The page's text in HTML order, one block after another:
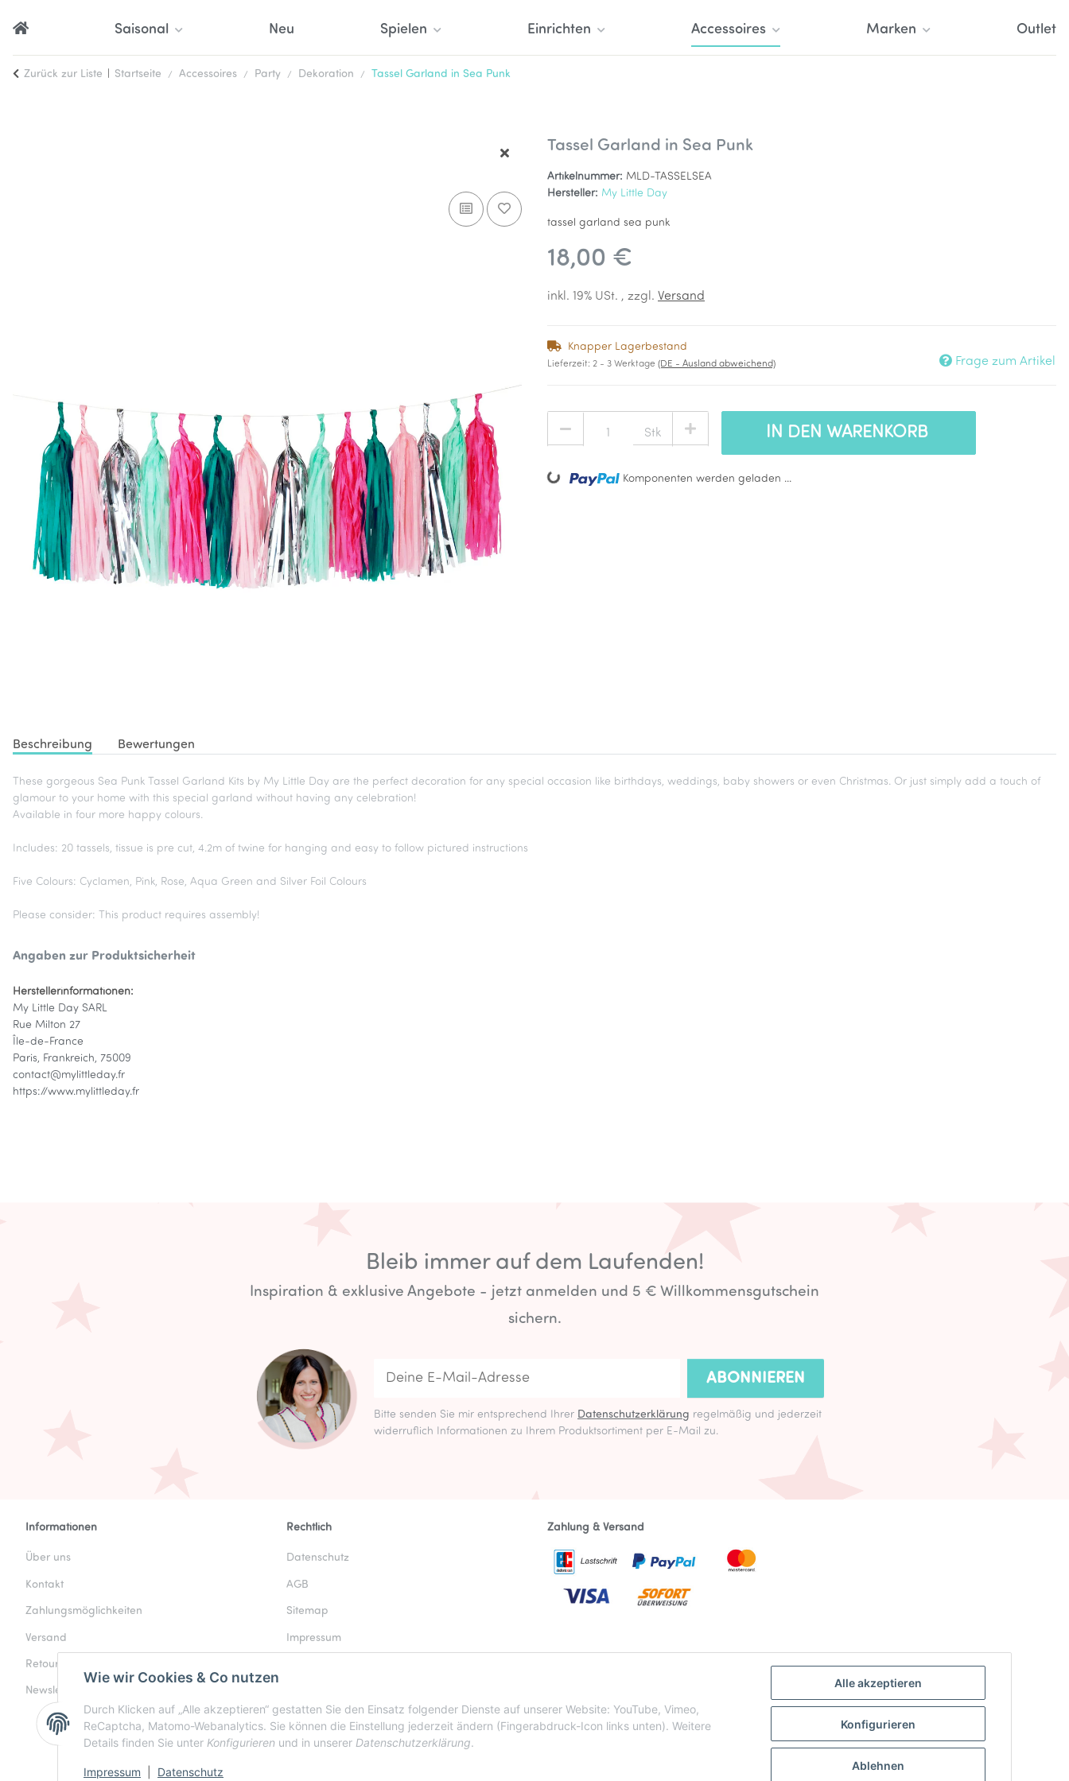
Alle akzeptieren
Konfigurieren
Ablehnen
Wie wir Cookies & Co nutzen
Durch Klicken auf „Alle akzeptieren“ gestatten Sie den Einsatz folgender Dienste auf unserer Website: YouTube, Vimeo,
ReCaptcha, Matomo-Webanalytics. Sie können die Einstellung jederzeit ändern (Fingerabdruck-Icon links unten). Weitere
Details finden Sie unter Konfigurieren und in unserer Datenschutzerklärung.
Impressum Datenschutz
Saisonal Spielen Einrichten Accessoires Marken
Neu Outlet
Zurück zur Liste Startseite Accessoires Party Dekoration Tassel Garland in Sea Punk
Tassel Garland in Sea Punk
Artikelnummer: MLD-TASSELSEA
Hersteller: My Little Day
tassel garland sea punk
18,00 €
inkl. 19% USt. , zzgl. Versand
Knapper Lagerbestand
Lieferzeit: 2 - 3 Werktage (DE - Ausland abweichend) Frage zum Artikel
Stk IN DEN WARENKORB
Loading... Komponenten werden geladen ...
Beschreibung Bewertungen
These gorgeous Sea Punk Tassel Garland Kits by My Little Day are the perfect decoration for any special occasion like birthdays, weddings, baby showers or even Christmas. Or just simply add a touch of
glamour to your home with this special garland without having any celebration!
Available in four more happy colours.
Includes: 20 tassels, tissue is pre cut, 4.2m of twine for hanging and easy to follow pictured instructions
Five Colours: Cyclamen, Pink, Rose, Aqua Green and Silver Foil Colours
Please consider: This product requires assembly!
Angaben zur Produktsicherheit
Herstellerinformationen:
My Little Day SARL
Rue Milton 27
Île-de-France
Paris, Frankreich, 75009
contact@mylittleday.fr
https://www.mylittleday.fr
Bleib immer auf dem Laufenden!
Inspiration & exklusive Angebote - jetzt anmelden und 5 € Willkommensgutschein
sichern.
ABONNIEREN
Bitte senden Sie mir entsprechend Ihrer Datenschutzerklärung regelmäßig und jederzeit
widerruflich Informationen zu Ihrem Produktsortiment per E-Mail zu.
Informationen
Über uns
Kontakt
Zahlungsmöglichkeiten
Versand
Retouren & Rückgabe
Newsletter
Rechtlich
Datenschutz
AGB
Sitemap
Impressum
Zahlung & Versand